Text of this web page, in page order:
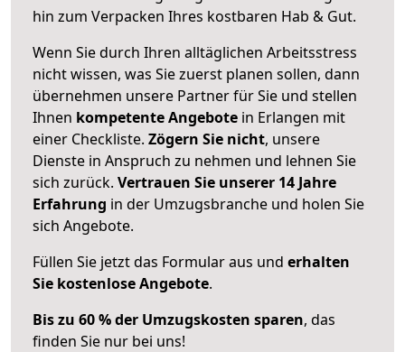
hin zum Verpacken Ihres kostbaren Hab & Gut.
Wenn Sie durch Ihren alltäglichen Arbeitsstress
nicht wissen, was Sie zuerst planen sollen, dann
übernehmen unsere Partner für Sie und stellen
Ihnen kompetente Angebote in Erlangen mit
einer Checkliste. Zögern Sie nicht, unsere
Dienste in Anspruch zu nehmen und lehnen Sie
sich zurück. Vertrauen Sie unserer 14 Jahre
Erfahrung in der Umzugsbranche und holen Sie
sich Angebote.
Füllen Sie jetzt das Formular aus und erhalten
Sie kostenlose Angebote.
Bis zu 60 % der Umzugskosten sparen, das
finden Sie nur bei uns!